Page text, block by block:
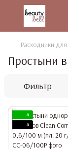
Расходники
Простыни
Фильтр
4
4